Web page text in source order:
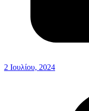
2 Ιουλίου, 2024